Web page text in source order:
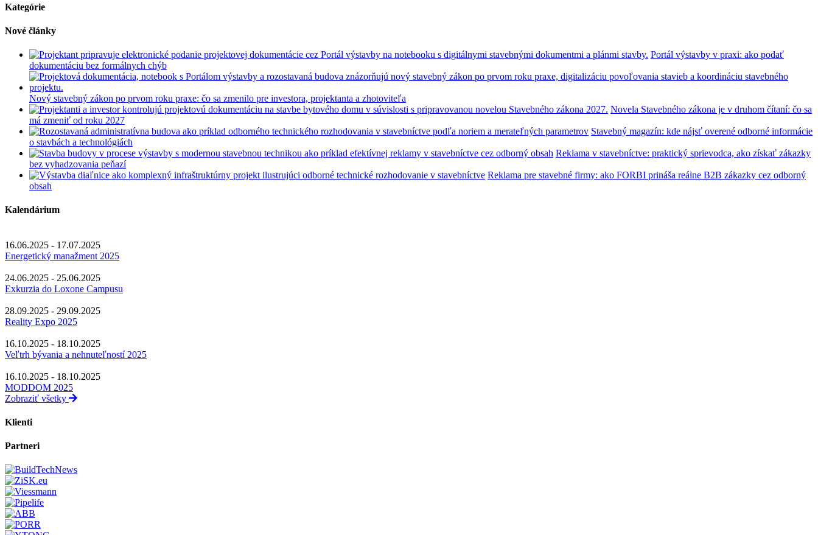
Kategórie
Nové články
Portál výstavby v praxi: ako podať
dokumentáciu bez formálnych chýb
Nový stavebný zákon po prvom roku praxe: čo sa zmenilo pre investora, projektanta a zhotoviteľa
Novela Stavebného zákona je v druhom čítaní: čo sa
má zmeniť od roku 2027
Stavebný magazín: kde nájsť overené odborné informácie
o stavbách a technológiách
Reklama v stavebníctve: praktický sprievodca, ako získať zákazky
bez vyhadzovania peňazí
Reklama pre stavebné firmy: ako FORBI prináša reálne B2B zákazky cez odborný
obsah
Kalendárium
16.06.2025 - 17.07.2025
Energetický manažment 2025
24.06.2025 - 25.06.2025
Exkurzia do Loxone Campusu
28.09.2025 - 29.09.2025
Reality Expo 2025
16.10.2025 - 18.10.2025
Veľtrh bývania a nehnuteľností 2025
16.10.2025 - 18.10.2025
MODDOM 2025
Zobraziť všetky
Klienti
Partneri